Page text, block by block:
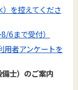
を控えてくださ
6まで受付）
用者アンケートを
士）のご案内